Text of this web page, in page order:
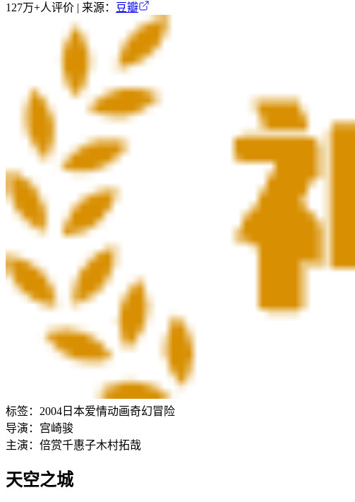
127万+人评价 | 来源： 豆瓣
标签： 2004 日本爱情动画奇幻冒险
导演： 宫崎骏
主演： 倍赏千惠子木村拓哉
天空之城